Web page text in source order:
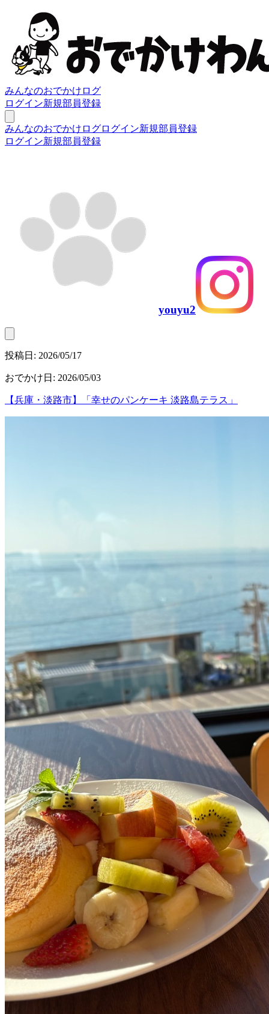
みんなのおでかけログ
ログイン新規部員登録
みんなのおでかけログログイン新規部員登録
ログイン新規部員登録
youyu2
投稿日: 2026/05/17
おでかけ日 : 2026/05/03
【兵庫・淡路市】「幸せのパンケーキ 淡路島テラス」